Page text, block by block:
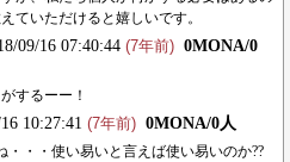
ていただけると嬉しいです。
09/16 07:40:44 (7年前) 0MONA/0
するーー！
10:27:41 (7年前) 0MONA/0人
・・・使い易いと言えば使い易いのか??